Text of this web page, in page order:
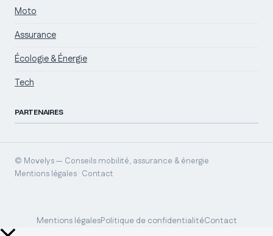
Moto
Assurance
Écologie & Énergie
Tech
PARTENAIRES
© Movelys — Conseils mobilité, assurance & énergie
Mentions légales · Contact
Mentions légalesPolitique de confidentialitéContact